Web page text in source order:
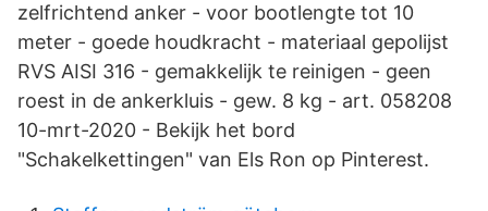
zelfrichtend anker - voor bootlengte tot 10
meter - goede houdkracht - materiaal gepolijst
RVS AISI 316 - gemakkelijk te reinigen - geen
roest in de ankerkluis - gew. 8 kg - art. 058208
10-mrt-2020 - Bekijk het bord
"Schakelkettingen" van Els Ron op Pinterest.